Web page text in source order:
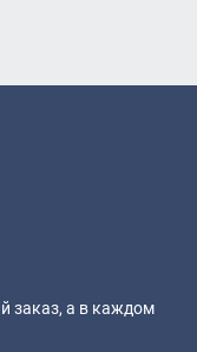
заказ, а в каждом